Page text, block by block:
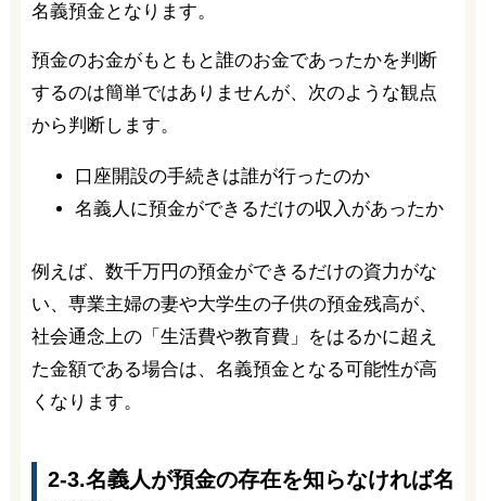
名義預金となります。
預金のお金がもともと誰のお金であったかを判断
するのは簡単ではありませんが、次のような観点
から判断します。
口座開設の手続きは誰が行ったのか
名義人に預金ができるだけの収入があったか
例えば、数千万円の預金ができるだけの資力がな
い、専業主婦の妻や大学生の子供の預金残高が、
社会通念上の「生活費や教育費」をはるかに超え
た金額である場合は、名義預金となる可能性が高
くなります。
2-3.名義人が預金の存在を知らなければ名